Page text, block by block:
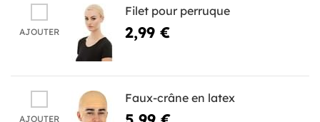
AJOUTER
Filet pour perruque
2,99 €
AJOUTER
Faux-crâne en latex